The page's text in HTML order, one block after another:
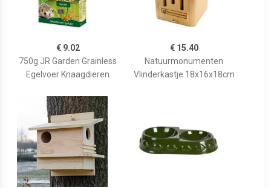
€ 9.02
750g JR Garden Grainless
Egelvoer Knaagdieren
€ 15.40
Natuurmonumenten
Vlinderkastje 18x16x18cm